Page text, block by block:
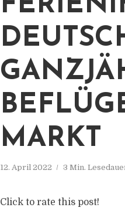
MARKT
12. April 2022 3 Min.
Click to rate this post!